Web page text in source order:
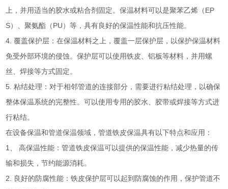
上，并用适当的胶水或粘合剂固定。保温材料可以是聚苯乙烯（EP
S）、聚氨酯（PU）等，具有良好的保温性能和抗压性能。
4. 覆盖保护层：在保温材料之上，覆盖一层保护层，以保护保温材料
免受外部环境的侵蚀。保护层可以使用铁皮、铝板等材料，并用螺
丝、焊接等方式固定。
5. 粘结处理：对于相邻管道的连接部分，需要进行粘结处理，以确保
整体保温系统的完整性。可以使用专用的胶水、胶带或焊接等方式进
行粘结。
在设备保温和管道保温领域，管道铁皮保温具有以下特点和应用：
1、 高保温性能：管道铁皮保温可以提供的保温性能，减少热量的传
输和损失，节约能源消耗。
2. 良好的防腐性能：铁皮保护层可以起到防腐蚀的作用，保护管道不